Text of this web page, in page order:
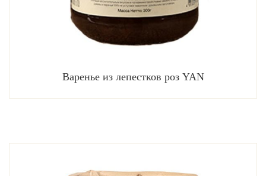
Варенье из лепестков роз YAN